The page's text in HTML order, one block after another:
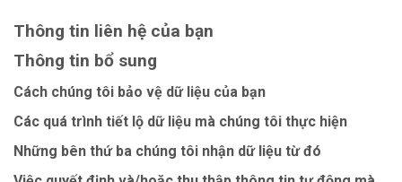
Thông tin liên hệ của bạn
Thông tin bổ sung
Cách chúng tôi bảo vệ dữ liệu của bạn
Các quá trình tiết lộ dữ liệu mà chúng tôi thực hiện
Những bên thứ ba chúng tôi nhận dữ liệu từ đó